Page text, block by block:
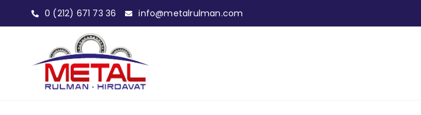
0 (212) 671 73 36 info@metalrulman.com